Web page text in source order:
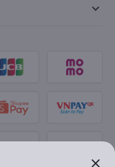
keyboard_arrow_down
close